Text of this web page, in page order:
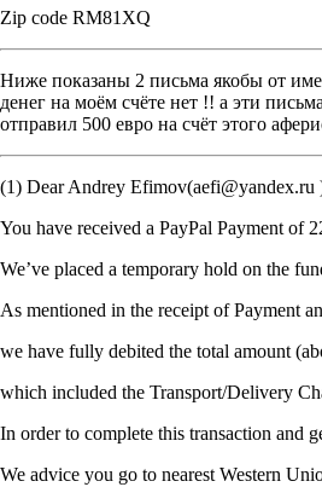
Zip code RM81XQ
Ниже показаны 2 письма якобы от
денег на моём счёте нет !! а эти
отправил 500 евро на счёт этого
(1) Dear Andrey Efimov(aefi@yandex.ru
You have received a PayPal Payment of
We’ve placed a temporary hold on the
As mentioned in the receipt of Payment
we have fully debited the total amount
which included the Transport/Delivery
In order to complete this transaction and
We advice you go to nearest Western